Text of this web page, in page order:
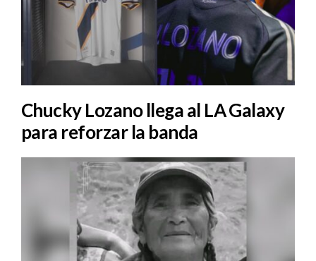
Chucky Lozano llega al LA Galaxy
para reforzar la banda